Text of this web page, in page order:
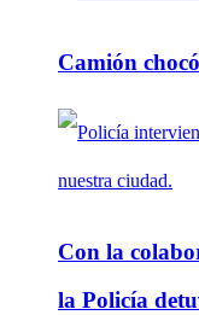
Camión
Con la
la Policía